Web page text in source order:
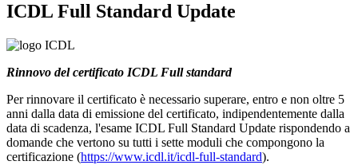
ICDL Full Standard Update
Rinnovo del certificato ICDL Full standard
Per rinnovare il certificato è necessario superare, entro e non oltre 5
anni dalla data di emissione del certificato, indipendentemente dalla
data di scadenza, l'esame ICDL Full Standard Update rispondendo a
domande che vertono su tutti i sette moduli che compongono la
certificazione (https://www.icdl.it/icdl-full-standard).